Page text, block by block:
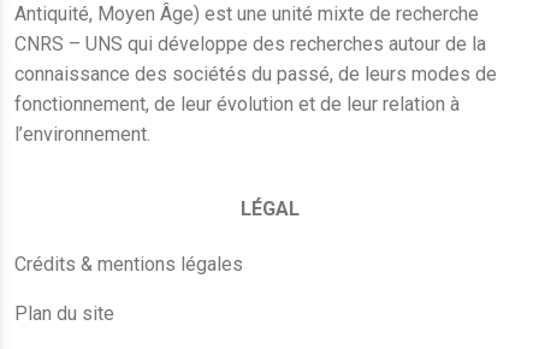
Antiquité, Moyen Âge) est une unité mixte de recherche
CNRS – UNS qui développe des recherches autour de la
connaissance des sociétés du passé, de leurs modes de
fonctionnement, de leur évolution et de leur relation à
l’environnement.
LÉGAL
Crédits & mentions légales
Plan du site